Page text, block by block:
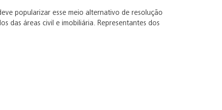
popularizar esse meio alternativo de resolução
das áreas civil e imobiliária. Representantes dos